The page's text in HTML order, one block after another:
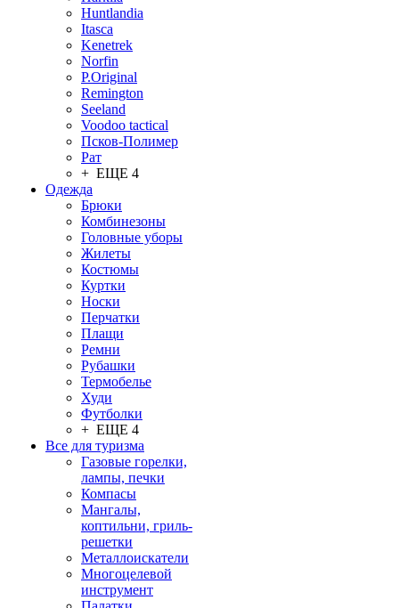
Huntlandia
Itasca
Kenetrek
Norfin
P.Original
Remington
Seeland
Voodoo tactical
Псков-Полимер
Рат
+ ЕЩЕ 4
Одежда
Брюки
Комбинезоны
Головные уборы
Жилеты
Костюмы
Куртки
Носки
Перчатки
Плащи
Ремни
Рубашки
Термобелье
Худи
Футболки
+ ЕЩЕ 4
Все для туризма
Газовые горелки,
лампы, печки
Компасы
Мангалы,
коптильни, гриль-
решетки
Металлоискатели
Многоцелевой
инструмент